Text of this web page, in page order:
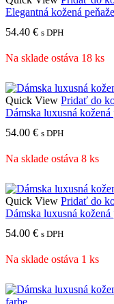
Elegantná kožená
54.40 € s DPH
Na sklade ostáva 18 ks
Quick View Pridať do
Dámska luxusná
54.00 € s DPH
Na sklade ostáva 8 ks
Quick View Pridať do
Dámska luxusná
54.00 € s DPH
Na sklade ostáva 1 ks